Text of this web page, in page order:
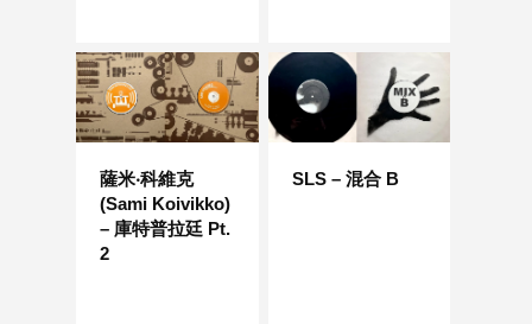
薩米‧科維克
(Sami Koivikko)
– 庫特普拉廷 Pt.
2
SLS – 混合 B